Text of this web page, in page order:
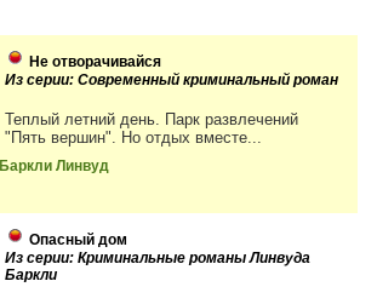
Не отворачивайся
Из серии: Современный криминальный роман
Теплый летний день. Парк развлечений
"Пять вершин". Но отдых вместе...
Баркли Линвуд
Опасный дом
Из серии: Криминальные романы Линвуда
Баркли